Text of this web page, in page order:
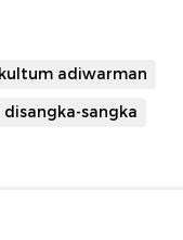
kultum adiwarman
sangka